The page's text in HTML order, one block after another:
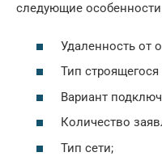
следующие
Удаленность от
Тип строящегося
Вариант
Количество
Тип сети;